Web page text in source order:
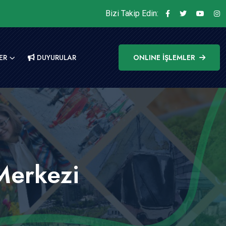
Bizi Takip Edin:
DUYURULAR ONLINE İŞLEMLER